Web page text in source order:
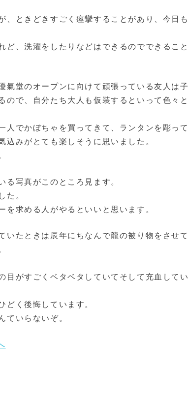
、ときどきすごく痙攣することがあり、今日も
ど、洗濯をしたりなどはできるのでできること
氣堂のオープンに向けて頑張っている友人は子
ので、自分たち大人も仮装するといって色々と
人でかぼちゃを買ってきて、ランタンを彫って
みがとても楽しそうに思いました。
る写真がこのところ見ます。
た。
求める人がやるといいと思います。
いたときは辰年にちなんで龍の被り物をさせて
目がすごくベタベタしていてそして充血してい
どく後悔しています。
ていらないぞ。